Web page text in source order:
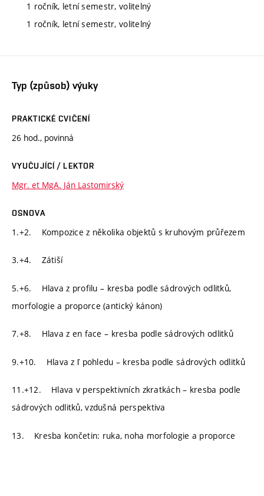
1 ročník, letní semestr, volitelný
1 ročník, letní semestr, volitelný
Typ (způsob) výuky
PRAKTICKÉ CVIČENÍ
26 hod., povinná
VYUČUJÍCÍ / LEKTOR
Mgr. et MgA. Ján Lastomirský
OSNOVA
1.+2. Kompozice z několika objektů s kruhovým průřezem
3.+4. Zátiší
5.+6. Hlava z profilu – kresba podle sádrových odlitků,
morfologie a proporce (antický kánon)
7.+8. Hlava z en face – kresba podle sádrových odlitků
9.+10. Hlava z ľ pohledu – kresba podle sádrových odlitků
11.+12. Hlava v perspektivních zkratkách – kresba podle
sádrových odlitků, vzdušná perspektiva
13. Kresba končetin: ruka, noha morfologie a proporce